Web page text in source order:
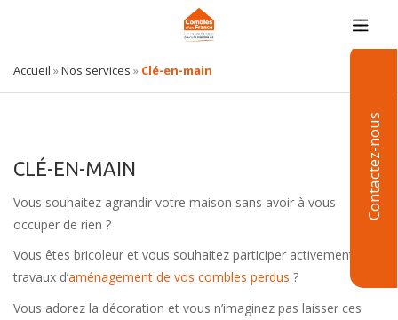
Contactez-nous
Accueil »Nos services » Clé-en-main
CLÉ-EN-MAIN
Vous souhaitez agrandir votre maison sans avoir à vous
occuper de rien ?
Vous êtes bricoleur et vous souhaitez participer activement aux
travaux d’aménagement de vos combles perdus ?
Vous adorez la décoration et vous n’imaginez pas laisser ces